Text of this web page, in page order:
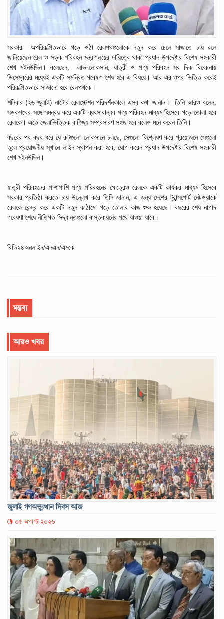
সরকার অপরিকল্পিতভাবে গড়ে ওঠা রেলপথগুলোকে নতুন করে ঢেলে সাজাতে চায় বলে
জানিয়েছেন রেল ও সড়ক পরিবহন মন্ত্রণালয়ের দায়িত্বে থাকা প্রধান উপদেষ্টার বিশেষ সহকারী
শেখ মইনউদ্দিন। বলেছেন, লাভ-লোকসান, যাত্রী ও পণ্য পরিবহন সব দিক বিবেচনায়
ডিসেম্বরের মধ্যেই একটি সমন্বিত গবেষণা শেষ হবে এ বিষয়ে। আর এর ওপর ভিত্তি করেই
পরিকল্পিতভাবে সাজানো হবে রেলপথকে।
শনিবার (২৬ জুলাই)নাটোর রেলস্টেশন পরিদর্শনকালে এসব কথা জানান।
তিনি আরও বলেন,
সড়কপথের সঙ্গে সমন্বয় করে একটি ব্যবসাবান্ধব পণ্য পরিবহন মাধ্যম হিসেবে গড়ে তোলা হবে
রেলকে। এতে জেলাভিত্তিক বাণিজ্য সম্প্রসারণ সহজ হবে বলেও মনে করেন তিনি।
বছরের পর বছর ধরে যে রুটগুলো লোকসানে চলছে, সেগুলো বিশ্লেষণ করে প্রয়োজনে সেগুলো
তুলে প্রয়োজনীয় স্থানে লাইন স্থাপন করা হবে, যোগ করেন প্রধান উপদেষ্টার বিশেষ সহকারী
শেখ মইনউদ্দিন।
যাত্রী পরিবহনের পাশাপাশি পণ্য পরিবহনের ক্ষেত্রেও রেলকে একটি কার্যকর মাধ্যম হিসেবে
সরকার প্রতিষ্ঠা করতে চায় উল্লেখ করে তিনি জানান, এ জন্য দেশের ট্রান্সপোর্ট নেটওয়ার্কে
রেলকে কেন্দ্র করে একটি নতুন কাঠামো গড়ে তোলার কাজ শুরু হয়েছে। বছরের শেষ নাগাদ
গবেষণা শেষে নীতিগত সিদ্ধান্তগুলো বাস্তবায়নের পথে যাওয়া যাবে।
বিডি২৪অনলাইন/এনএন/এমকে
মন্তব্য
আরও খবর
জুলাই গণঅভ্যুত্থান দিবস আজ
০৫ অগাস্ট ২০২৬